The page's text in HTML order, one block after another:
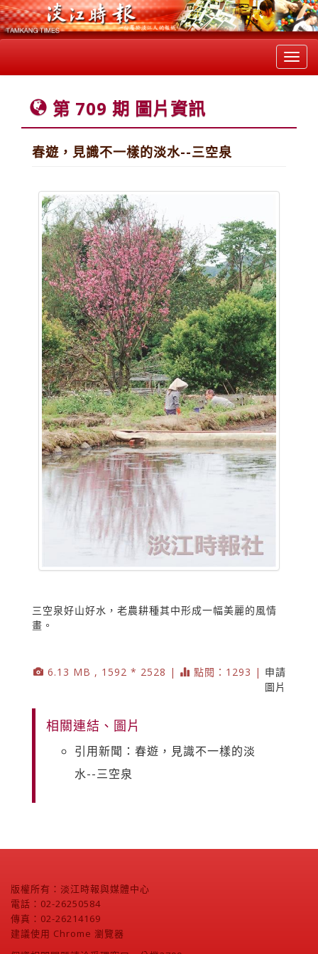
第 709 期 圖片資訊
春遊，見識不一樣的淡水--三空泉
三空泉好山好水，老農耕種其中形成一幅美麗的風情
畫。
6.13 MB , 1592 * 2528 | 點閱：1293 | 申請
圖片
相關連結、圖片
引用新聞：春遊，見識不一樣的淡
水--三空泉
版權所有：淡江時報與媒體中心
電話：02-26250584
傳真：02-26214169
建議使用 Chrome 瀏覽器